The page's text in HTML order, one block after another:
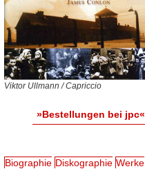
Viktor Ullmann / Capriccio
»Bestellungen bei jpc«
Biographie Diskographie Werke